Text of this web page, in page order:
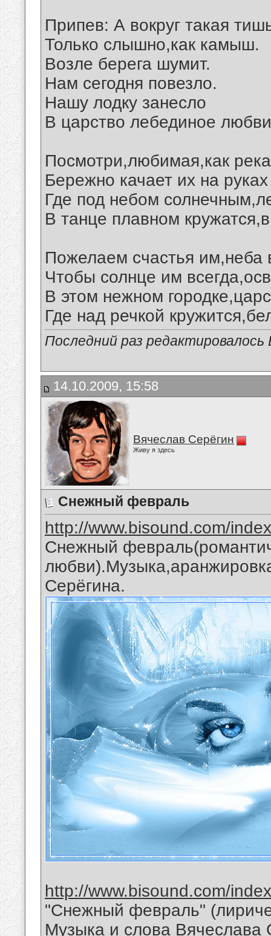
Припев: А вокруг такая
Только слышно,как камыш.
Возле берега шумит.
Нам сегодня повезло.
Нашу лодку занесло
В царство лебединое
Посмотри,любимая,как
Бережно качает их на
Где под небом
В танце плавном
Пожелаем счастья им,неба
Чтобы солнце им
В этом нежном
Где над речкой
Последний раз
14.10.2009, 15:58
Вячеслав Серёгин
Живу я здесь
Снежный февраль
http://www.bisound.com/
Снежный
Серёгина.
http://www.bisound.com/
"Снежный февраль"
Музыка и слова Вячеслава